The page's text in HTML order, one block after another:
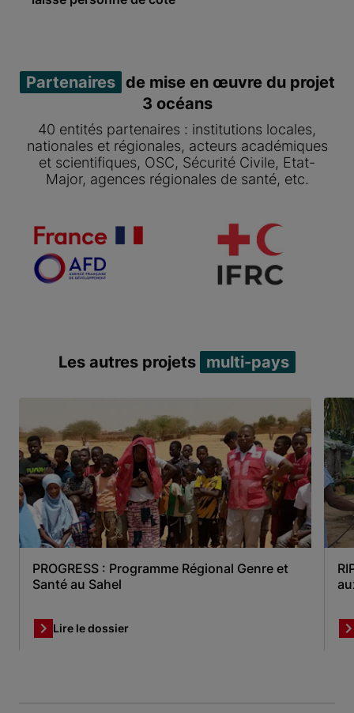
Partenaires
de mise en œuvre du projet
3 océans
40 entités partenaires : institutions locales,
nationales et régionales, acteurs académiques
et scientifiques, OSC, Sécurité Civile, Etat-
Major, agences régionales de santé, etc.
Les autres projets multi-pays
PROGRESS : Programme Régional Genre et
Santé au Sahel
Lire le dossier